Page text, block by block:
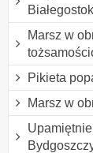
Marsz w
Pikieta
Marsz w